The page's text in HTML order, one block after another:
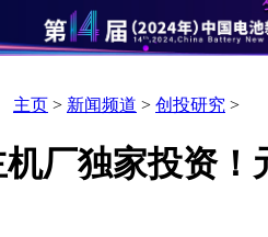
主页 > 新闻频道 > 创投研究 >
机厂独家投资